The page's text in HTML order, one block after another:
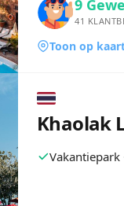
9
41
Toon op
Khaolak
Vakantiepark